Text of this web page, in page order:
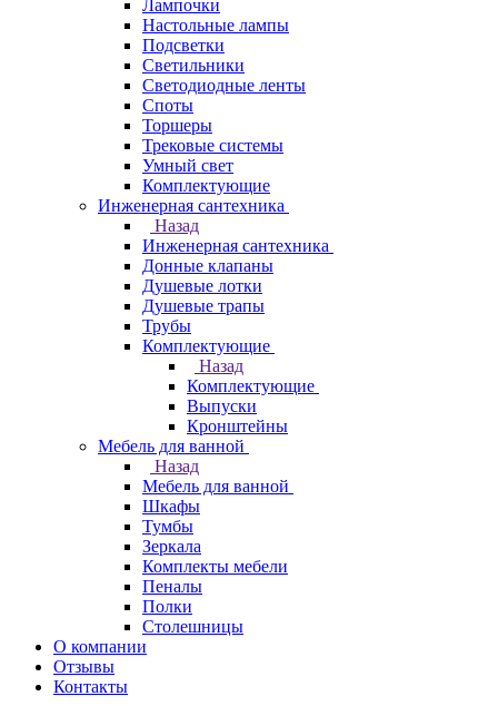
Лампочки
Настольные лампы
Подсветки
Светильники
Светодиодные ленты
Споты
Торшеры
Трековые системы
Умный свет
Комплектующие
Инженерная сантехника
Назад
Инженерная сантехника
Донные клапаны
Душевые лотки
Душевые трапы
Трубы
Комплектующие
Назад
Комплектующие
Выпуски
Кронштейны
Мебель для ванной
Назад
Мебель для ванной
Шкафы
Тумбы
Зеркала
Комплекты мебели
Пеналы
Полки
Столешницы
О компании
Отзывы
Контакты